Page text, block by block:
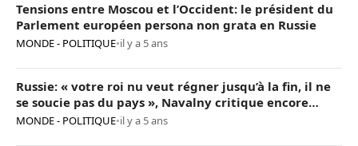
Tensions entre Moscou et l’Occident: le président du
Parlement européen persona non grata en Russie
MONDE - POLITIQUE•il y a 5 ans
Russie: « votre roi nu veut régner jusqu’à la fin, il ne
se soucie pas du pays », Navalny critique encore
Poutine
MONDE - POLITIQUE•il y a 5 ans